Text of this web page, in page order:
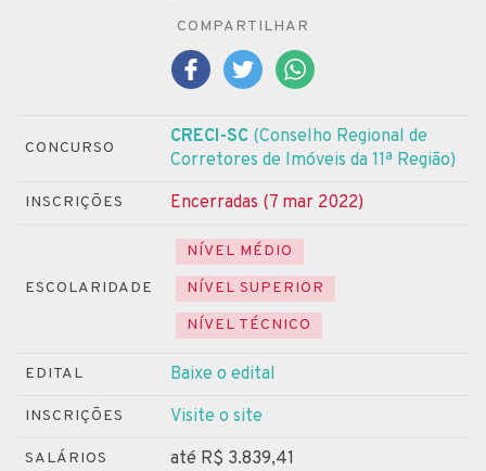
COMPARTILHAR
CONCURSO
CRECI-SC (Conselho Regional de
Corretores de Imóveis da 11ª Região)
INSCRIÇÕES Encerradas (7 mar 2022)
ESCOLARIDADE
NÍVEL MÉDIO
NÍVEL SUPERIOR
NÍVEL TÉCNICO
EDITAL Baixe o edital
INSCRIÇÕES Visite o site
SALÁRIOS até R$ 3.839,41